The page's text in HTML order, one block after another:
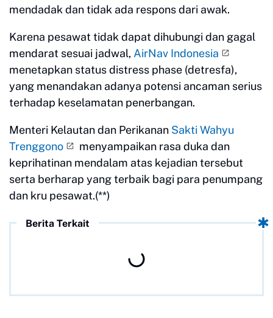
mendadak dan tidak ada respons dari awak.
Karena pesawat tidak dapat dihubungi dan gagal
mendarat sesuai jadwal, AirNav Indonesia
menetapkan status distress phase (detresfa),
yang menandakan adanya potensi ancaman serius
terhadap keselamatan penerbangan.
Menteri Kelautan dan Perikanan Sakti Wahyu
Trenggono
menyampaikan rasa duka dan
keprihatinan mendalam atas kejadian tersebut
serta berharap yang terbaik bagi para penumpang
dan kru pesawat.(**)
Berita Terkait